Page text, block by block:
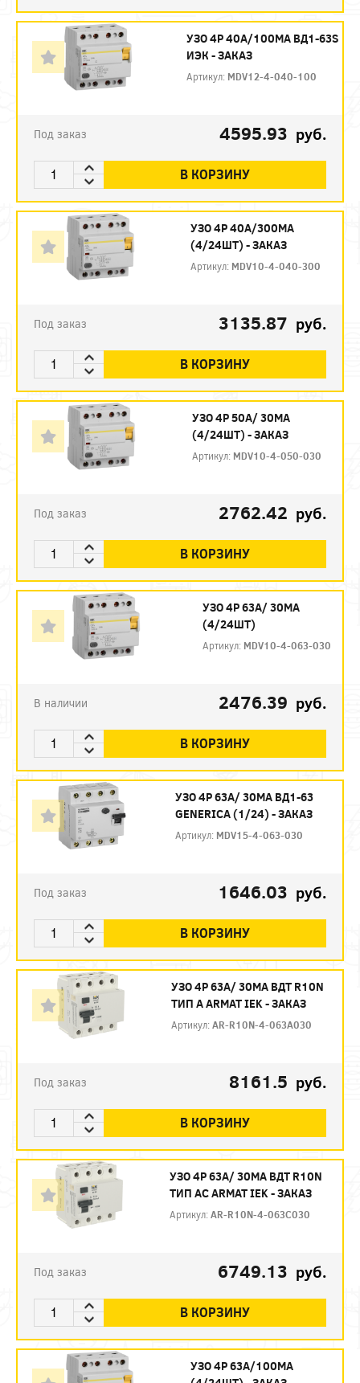
УЗО 4P 40А/100МА ВД1-63S
ИЭК - ЗАКАЗ
Артикул: MDV12-4-040-100
Под заказ 4595.93 руб.
В КОРЗИНУ
УЗО 4P 40А/300МА
(4/24ШТ) - ЗАКАЗ
Артикул: MDV10-4-040-300
Под заказ 3135.87 руб.
В КОРЗИНУ
УЗО 4P 50А/ 30МА
(4/24ШТ) - ЗАКАЗ
Артикул: MDV10-4-050-030
Под заказ 2762.42 руб.
В КОРЗИНУ
УЗО 4P 63А/ 30МА
(4/24ШТ)
Артикул: MDV10-4-063-030
В наличии 2476.39 руб.
В КОРЗИНУ
УЗО 4P 63А/ 30МА ВД1-63
GENERICA (1/24) - ЗАКАЗ
Артикул: MDV15-4-063-030
Под заказ 1646.03 руб.
В КОРЗИНУ
УЗО 4P 63А/ 30МА ВДТ R10N
ТИП А ARMAT IEK - ЗАКАЗ
Артикул:AR-R10N-4-063A030
Под заказ 8161.5 руб.
В КОРЗИНУ
УЗО 4P 63А/ 30МА ВДТ R10N
ТИП АC ARMAT IEK - ЗАКАЗ
Артикул:AR-R10N-4-063C030
Под заказ 6749.13 руб.
В КОРЗИНУ
УЗО 4P 63А/100МА